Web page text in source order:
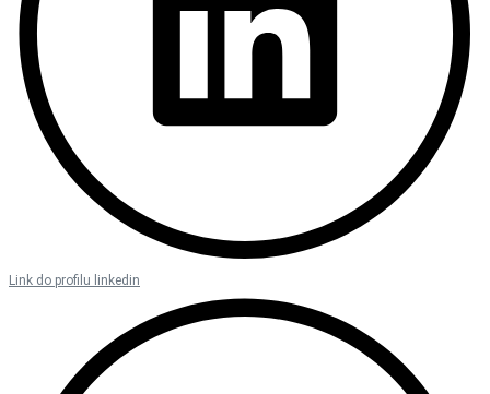
Link do profilu linkedin